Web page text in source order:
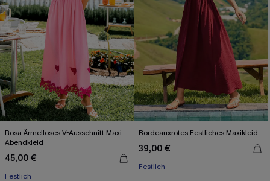
Rosa Ärmelloses V-Ausschnitt Maxi-
Abendkleid
45,00 €
Festlich
Bordeauxrotes Festliches Maxikleid
39,00 €
Festlich